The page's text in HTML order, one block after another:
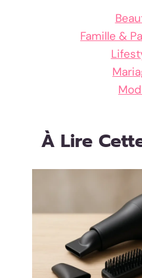
Famille &
À Lire